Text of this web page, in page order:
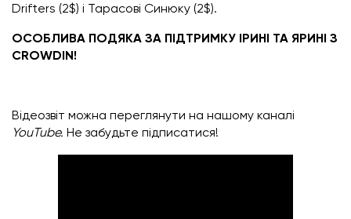
Drifters (2$) і Тарасові Синюку (2$).
ОСОБЛИВА ПОДЯКА ЗА ПІДТРИМКУ ІРИНІ ТА ЯРИНІ З
CROWDIN!
Відеозвіт можна переглянути на нашому каналі
YouTube. Не забудьте підписатися!